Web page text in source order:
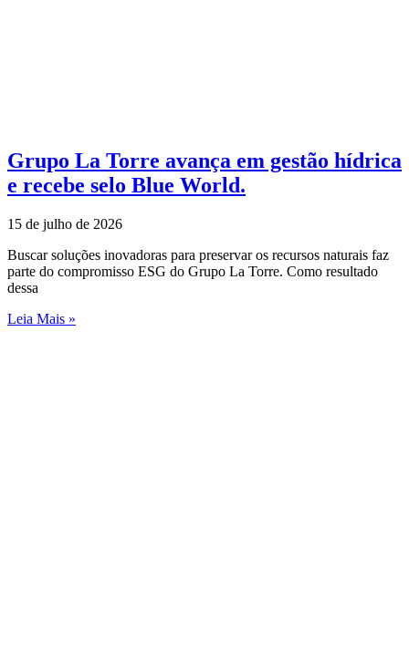
Grupo La Torre avança em gestão hídrica
e recebe selo Blue World.
15 de julho de 2026
Buscar soluções inovadoras para preservar os recursos naturais faz
parte do compromisso ESG do Grupo La Torre. Como resultado
dessa
Leia Mais »